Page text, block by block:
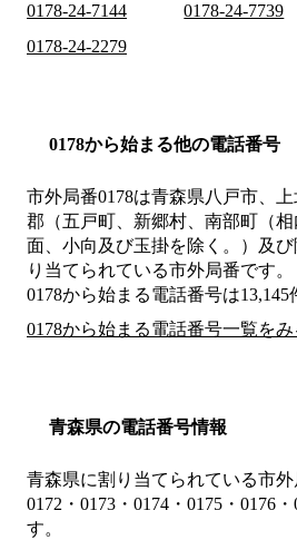
0178-24-7144
0178-24-7739
0178-24-2279
0178から始まる他の電話番号
市外局番0178は青森県八戸市、
郡（五戸町、新郷村、南部町（
面、小向及び玉掛を除く。）及び
り当てられている市外局番です。
0178から始まる電話番号は13,145
0178から始まる電話番号一覧をみ
青森県の電話番号情報
青森県に割り当てられている市外
0172・0173・0174・0175・0176
す。